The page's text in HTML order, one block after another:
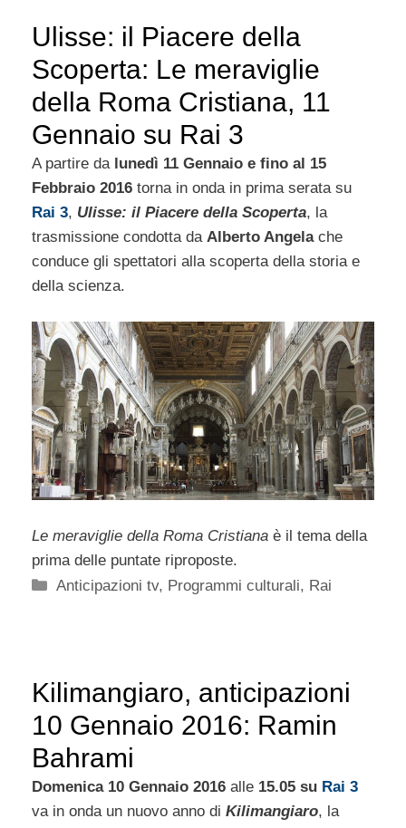
Ulisse: il Piacere della
Scoperta: Le meraviglie
della Roma Cristiana, 11
Gennaio su Rai 3
A partire dalunedì 11 Gennaio e fino al 15
Febbraio 2016 torna in onda in prima serata su
Rai 3, Ulisse: il Piacere della Scoperta, la
trasmissione condotta da Alberto Angelache
conduce gli spettatori alla scoperta della storia e
della scienza.
Le meraviglie della Roma Cristiana è il tema della
prima delle puntate riproposte.
Categorie
Anticipazioni tv, Programmi culturali, Rai
Kilimangiaro, anticipazioni
10 Gennaio 2016: Ramin
Bahrami
Domenica 10 Gennaio 2016 alle 15.05 su Rai 3
va in onda un nuovo anno di Kilimangiaro, la